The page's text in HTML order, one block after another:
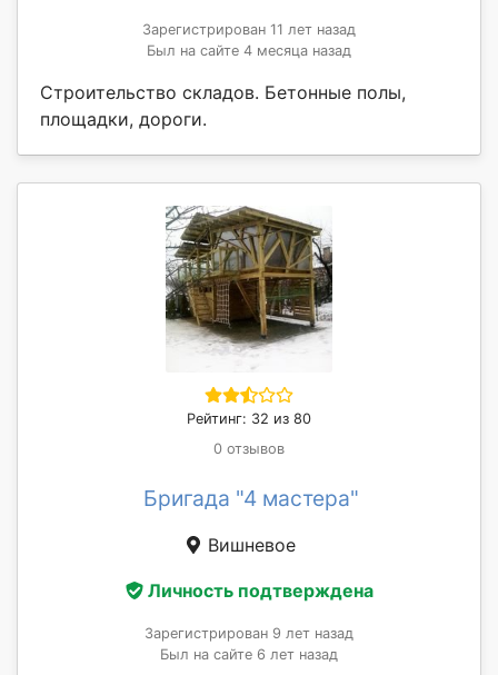
Зарегистрирован 11 лет назад
Был на сайте 4 месяца назад
Строительство складов. Бетонные полы,
площадки, дороги.
Рейтинг: 32 из 80
0 отзывов
Бригада "4 мастера"
Вишневое
Личность подтверждена
Зарегистрирован 9 лет назад
Был на сайте 6 лет назад